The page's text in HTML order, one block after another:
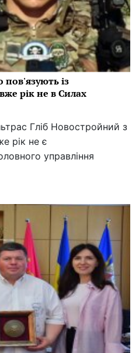
пов'язують із
рік не в Силах
Гліб Новостройний з
рік не є
управління